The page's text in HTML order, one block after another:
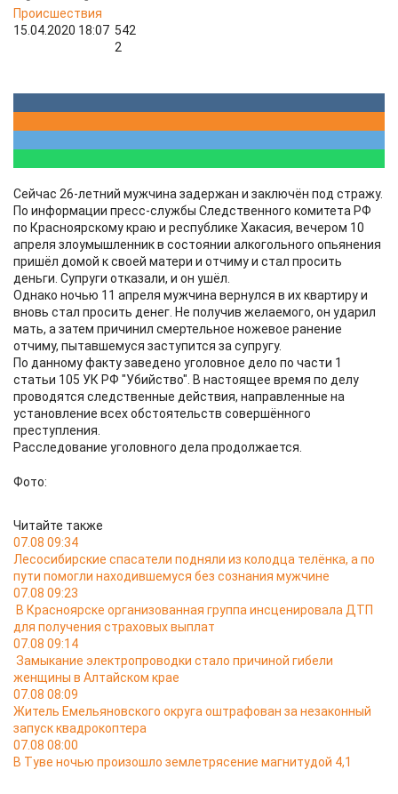
Происшествия
15.04.2020 18:07 542
2
Сейчас 26-летний мужчина задержан и заключён под стражу.
По информации пресс-службы Следственного комитета РФ
по Красноярскому краю и республике Хакасия, вечером 10
апреля злоумышленник в состоянии алкогольного опьянения
пришёл домой к своей матери и отчиму и стал просить
деньги. Супруги отказали, и он ушёл.
Однако ночью 11 апреля мужчина вернулся в их квартиру и
вновь стал просить денег. Не получив желаемого, он ударил
мать, а затем причинил смертельное ножевое ранение
отчиму, пытавшемуся заступится за супругу.
По данному факту заведено уголовное дело по части 1
статьи 105 УК РФ "Убийство". В настоящее время по делу
проводятся следственные действия, направленные на
установление всех обстоятельств совершённого
преступления.
Расследование уголовного дела продолжается.
Фото:
Читайте также
07.08 09:34
Лесосибирские спасатели подняли из колодца телёнка, а по
пути помогли находившемуся без сознания мужчине
07.08 09:23
В Красноярске организованная группа инсценировала ДТП
для получения страховых выплат
07.08 09:14
Замыкание электропроводки стало причиной гибели
женщины в Алтайском крае
07.08 08:09
Житель Емельяновского округа оштрафован за незаконный
запуск квадрокоптера
07.08 08:00
В Туве ночью произошло землетрясение магнитудой 4,1